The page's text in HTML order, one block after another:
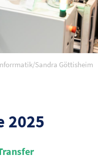
Sandra Göttisheim
2025